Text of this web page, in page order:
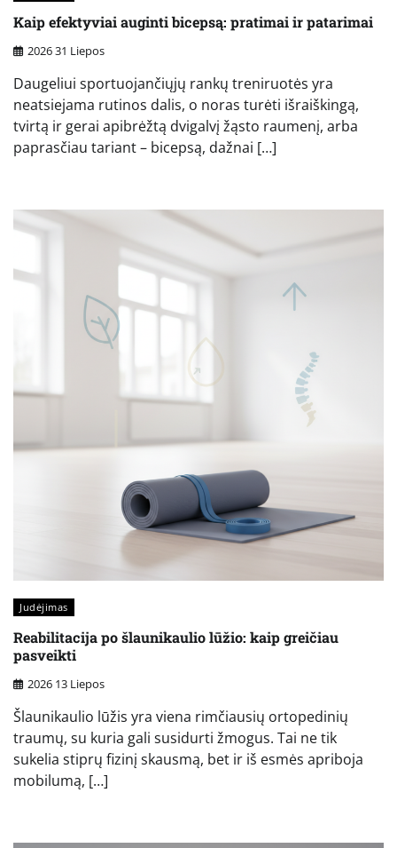
Kaip efektyviai auginti bicepsą: pratimai ir patarimai
2026 31 Liepos
Daugeliui sportuojančiųjų rankų treniruotės yra
neatsiejama rutinos dalis, o noras turėti išraiškingą,
tvirtą ir gerai apibrėžtą dvigalvį žąsto raumenį, arba
paprasčiau tariant – bicepsą, dažnai […]
Judėjimas
Reabilitacija po šlaunikaulio lūžio: kaip greičiau
pasveikti
2026 13 Liepos
Šlaunikaulio lūžis yra viena rimčiausių ortopedinių
traumų, su kuria gali susidurti žmogus. Tai ne tik
sukelia stiprų fizinį skausmą, bet ir iš esmės apriboja
mobilumą, […]